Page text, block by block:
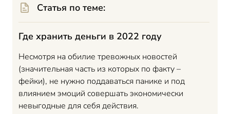
Статья по теме:
Где хранить деньги в 2022 году
Несмотря на обилие тревожных новостей
(значительная часть из которых по факту –
фейки), не нужно поддаваться панике и под
влиянием эмоций совершать экономически
невыгодные для себя действия.